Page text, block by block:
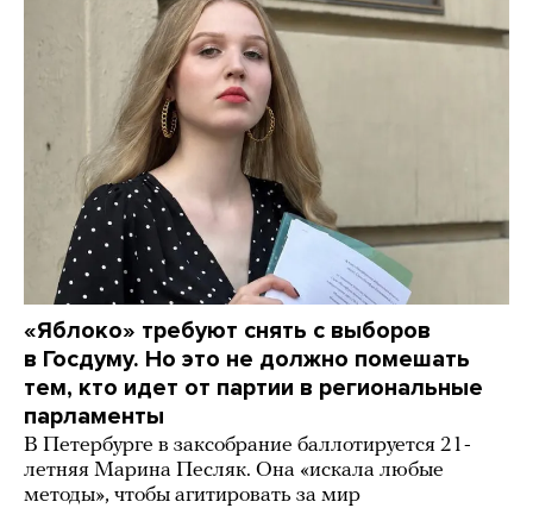
«Яблоко» требуют снять с выборов
в Госдуму. Но это не должно помешать
тем, кто идет от партии в региональные
парламенты
В Петербурге в заксобрание баллотируется 21-
летняя Марина Песляк. Она «искала любые
методы», чтобы агитировать за мир